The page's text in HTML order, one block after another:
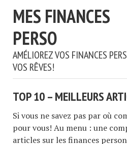
MES FINANCES
PERSO
AMÉLIOREZ VOS FINANCES
VOS RÊVES!
TOP 10 – MEILLEURS
Si vous ne savez pas par où
pour vous! Au menu : une
articles sur les finances